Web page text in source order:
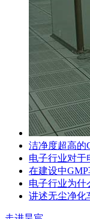
洁净度超高的
电子行业对于
在建设中
电子行业为什
讲述无尘净化